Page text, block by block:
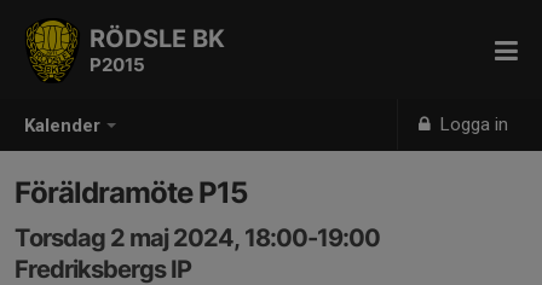
Kalender Logga in
RÖDSLE BK
P2015
Föräldramöte P15
Torsdag 2 maj 2024, 18:00-19:00
Fredriksbergs IP